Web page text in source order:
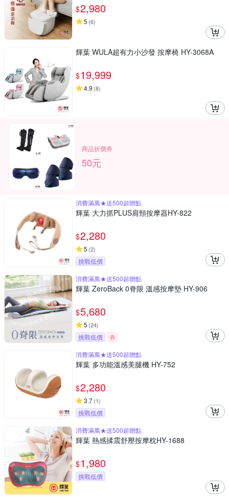
$2,980
5 (6)
輝葉 WULA超有力小沙發 按摩椅 HY-3068A
$19,999
4.9 (8)
商品折價券
50元
消費滿萬★送500超贈點
輝葉 大力抓PLUS肩頸按摩器HY-822
$2,280
5 (2)
挑戰低價
消費滿萬★送500超贈點
輝葉 ZeroBack 0脊限 溫感按摩墊 HY-906
$5,680
5 (24)
挑戰低價
券
消費滿萬★送500超贈點
輝葉 多功能溫感美腿機 HY-752
$2,280
3.7(1)
挑戰低價
消費滿萬★送500超贈點
輝葉 熱感揉震舒壓按摩枕HY-1688
$1,980
挑戰低價